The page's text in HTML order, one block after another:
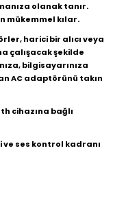
olanak tanır.
mükemmel kılar.
harici bir alıcı veya
çalışacak şekilde
bilgisayarınıza
AC adaptörünü takın
cihazına bağlı
ve ses kontrol kadranı